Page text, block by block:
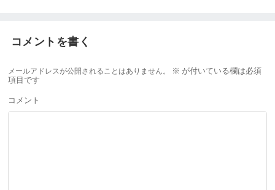
コメントを書く
メールアドレスが公開されることはありません。 ※ が付いている欄は必須
項目です
コメント